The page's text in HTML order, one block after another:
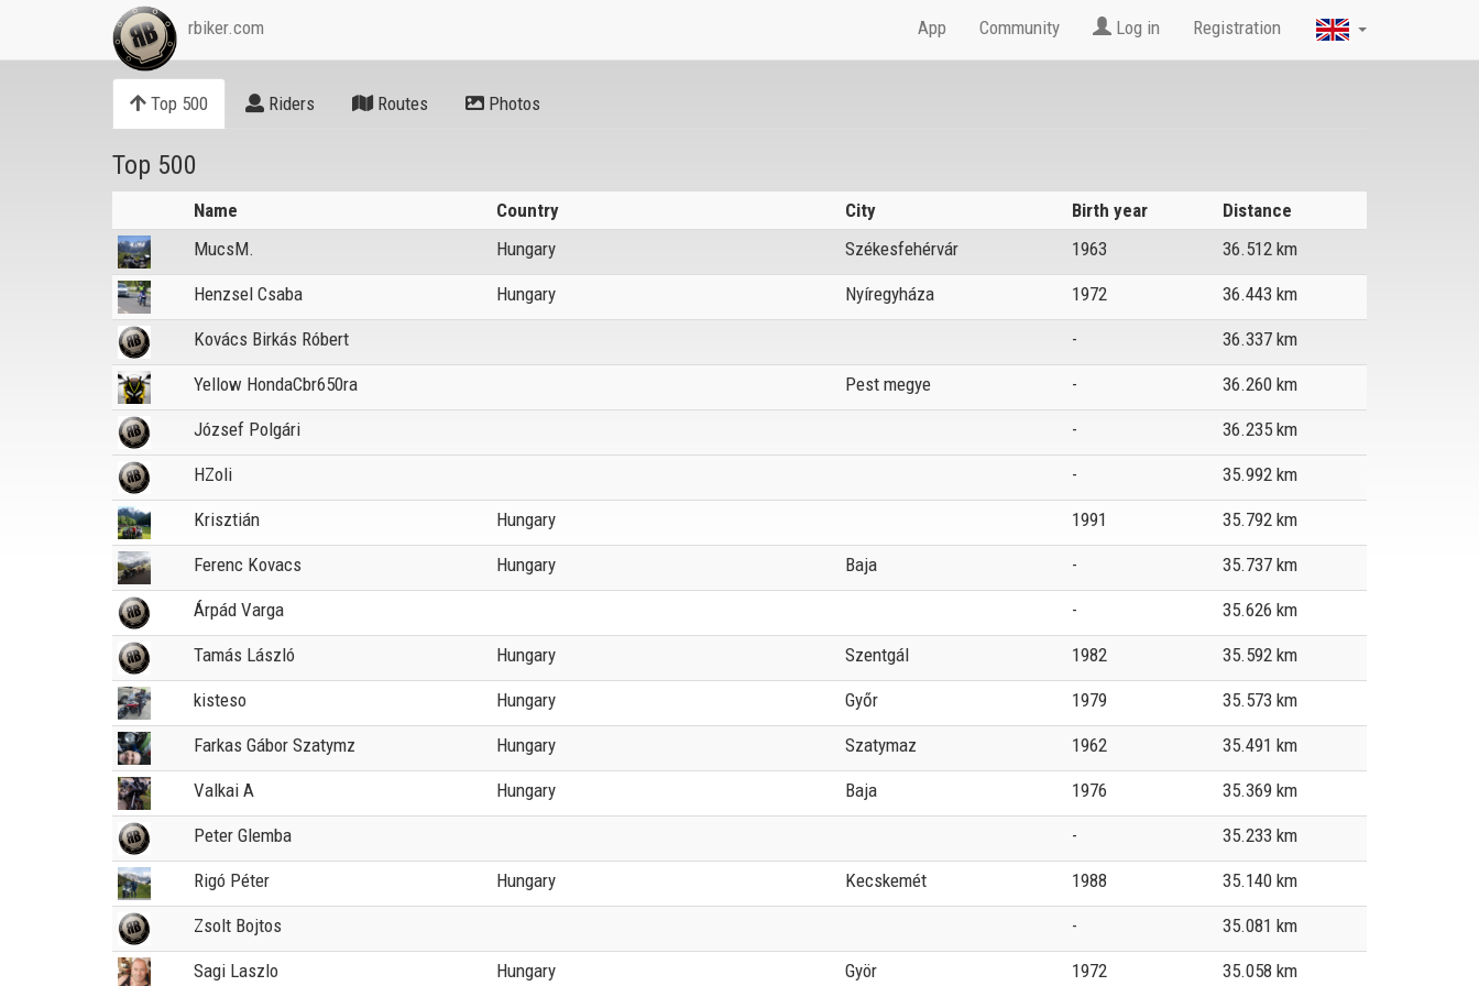
rbiker.com App Community Log in Registration
Top 500 Riders Routes Photos
Top 500
Name Country City Birth year
Distance
MucsM.
Hungary Székesfehérvár 1963 36.512 km
Henzsel Csaba Hungary Nyíregyháza 1972 36.443 km
Kovács Birkás Róbert - 36.337 km
Yellow HondaCbr650ra Pest megye - 36.260 km
József Polgári - 36.235 km
HZoli - 35.992 km
Krisztián Hungary 1991 35.792 km
Ferenc Kovacs Hungary Baja - 35.737 km
Árpád Varga - 35.626 km
Tamás László Hungary Szentgál 1982 35.592 km
kisteso Hungary Győr 1979 35.573 km
Farkas Gábor Szatymz Hungary Szatymaz 1962 35.491 km
Valkai A Hungary Baja 1976 35.369 km
Peter Glemba - 35.233 km
Rigó Péter Hungary Kecskemét 1988 35.140 km
Zsolt Bojtos - 35.081 km
Sagi Laszlo Hungary Györ 1972 35.058 km